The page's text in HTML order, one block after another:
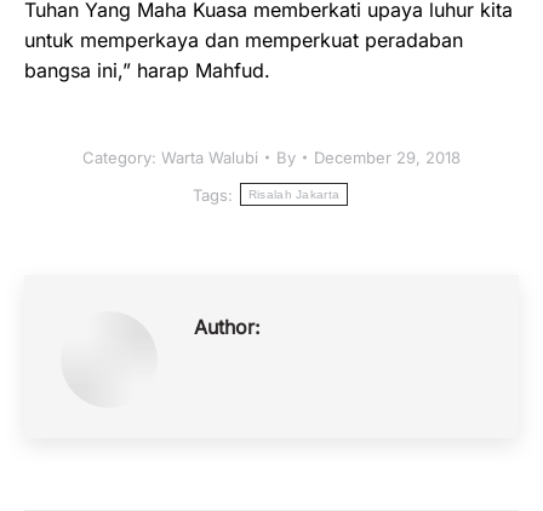
Tuhan Yang Maha Kuasa memberkati upaya luhur kita
untuk memperkaya dan memperkuat peradaban
bangsa ini,” harap Mahfud.
Category: Warta Walubi By
December 29, 2018
Tags:
Risalah Jakarta
Author: